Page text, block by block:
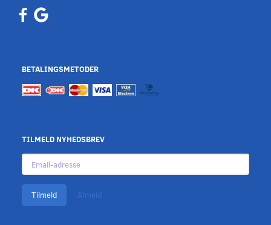
BETALINGSMETODER
TILMELD NYHEDSBREV
Email-
adresse
Tilmeld Afmeld